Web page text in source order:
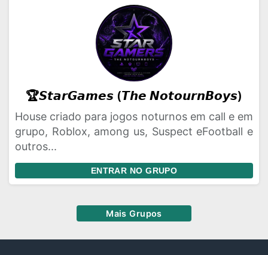
🏆𝙎𝙩𝙖𝙧𝙂𝙖𝙢𝙚𝙨 (𝙏𝙝𝙚 𝙉𝙤𝙩𝙤𝙪𝙧𝙣𝘽𝙤𝙮𝙨)
House criado para jogos noturnos em call e em
grupo, Roblox, among us, Suspect eFootball e
outros...
ENTRAR NO GRUPO
Mais Grupos